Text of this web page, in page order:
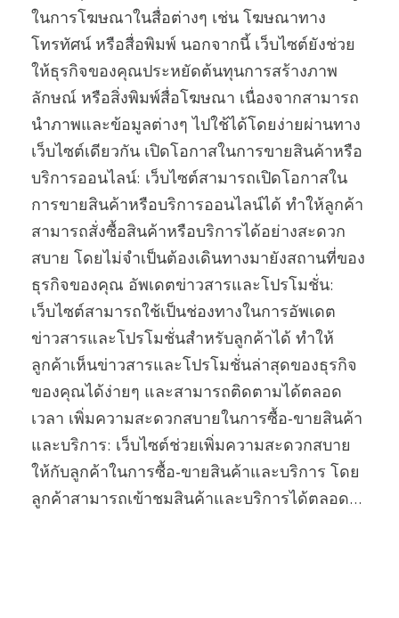
ในการโฆษณาในสื่อต่างๆ เช่น โฆษณาทาง
โทรทัศน์ หรือสื่อพิมพ์ นอกจากนี้ เว็บไซต์ยังช่วย
ให้ธุรกิจของคุณประหยัดต้นทุนการสร้างภาพ
ลักษณ์ หรือสิ่งพิมพ์สื่อโฆษณา เนื่องจากสามารถ
นำภาพและข้อมูลต่างๆ ไปใช้ได้โดยง่ายผ่านทาง
เว็บไซต์เดียวกัน เปิดโอกาสในการขายสินค้าหรือ
บริการออนไลน์: เว็บไซต์สามารถเปิดโอกาสใน
การขายสินค้าหรือบริการออนไลน์ได้ ทำให้ลูกค้า
สามารถสั่งซื้อสินค้าหรือบริการได้อย่างสะดวก
สบาย โดยไม่จำเป็นต้องเดินทางมายังสถานที่ของ
ธุรกิจของคุณ อัพเดตข่าวสารและโปรโมชั่น:
เว็บไซต์สามารถใช้เป็นช่องทางในการอัพเดต
ข่าวสารและโปรโมชั่นสำหรับลูกค้าได้ ทำให้
ลูกค้าเห็นข่าวสารและโปรโมชั่นล่าสุดของธุรกิจ
ของคุณได้ง่ายๆ และสามารถติดตามได้ตลอด
เวลา เพิ่มความสะดวกสบายในการซื้อ-ขายสินค้า
และบริการ: เว็บไซต์ช่วยเพิ่มความสะดวกสบาย
ให้กับลูกค้าในการซื้อ-ขายสินค้าและบริการ โดย
ลูกค้าสามารถเข้าชมสินค้าและบริการได้ตลอด...